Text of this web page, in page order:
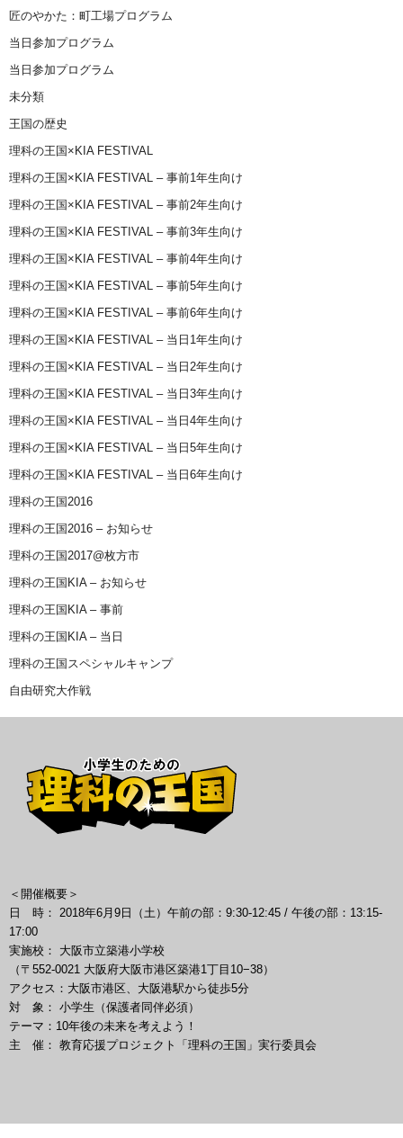
匠のやかた：町工場プログラム
当日参加プログラム
当日参加プログラム
未分類
王国の歴史
理科の王国×KIA FESTIVAL
理科の王国×KIA FESTIVAL – 事前1年生向け
理科の王国×KIA FESTIVAL – 事前2年生向け
理科の王国×KIA FESTIVAL – 事前3年生向け
理科の王国×KIA FESTIVAL – 事前4年生向け
理科の王国×KIA FESTIVAL – 事前5年生向け
理科の王国×KIA FESTIVAL – 事前6年生向け
理科の王国×KIA FESTIVAL – 当日1年生向け
理科の王国×KIA FESTIVAL – 当日2年生向け
理科の王国×KIA FESTIVAL – 当日3年生向け
理科の王国×KIA FESTIVAL – 当日4年生向け
理科の王国×KIA FESTIVAL – 当日5年生向け
理科の王国×KIA FESTIVAL – 当日6年生向け
理科の王国2016
理科の王国2016 – お知らせ
理科の王国2017@枚方市
理科の王国KIA – お知らせ
理科の王国KIA – 事前
理科の王国KIA – 当日
理科の王国スペシャルキャンプ
自由研究大作戦
＜開催概要＞
日 時： 2018年6月9日（土）午前の部：9:30-12:45 / 午後の部：13:15-
17:00
実施校： 大阪市立築港小学校
（〒552-0021 大阪府大阪市港区築港1丁目10−38）
アクセス：大阪市港区、大阪港駅から徒歩5分
対 象： 小学生（保護者同伴必須）
テーマ：10年後の未来を考えよう！
主 催： 教育応援プロジェクト「理科の王国」実行委員会